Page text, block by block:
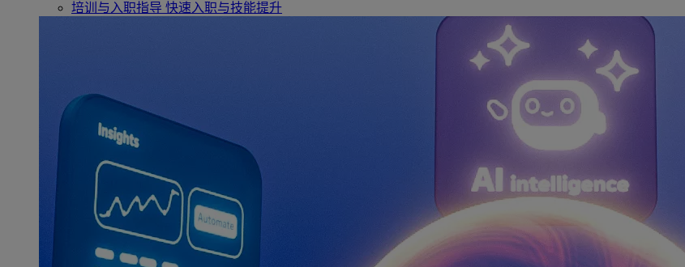
培训与入职指导 快速入职与技能提升